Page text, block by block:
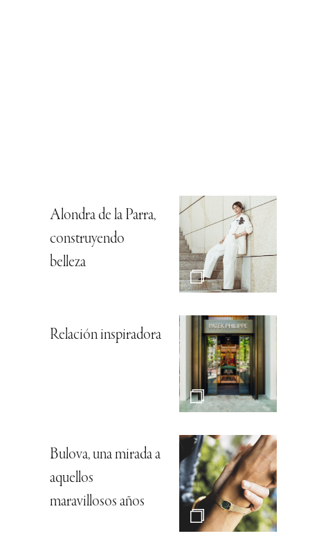
Alondra de la Parra,
construyendo
belleza
Relación inspiradora
Bulova, una mirada a
aquellos
maravillosos años